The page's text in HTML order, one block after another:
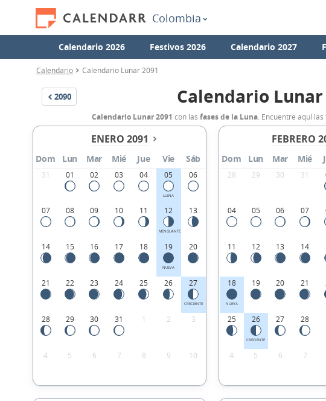
Colombia
Calendario 2026 Festivos 2026 Calendario 2027
Calendario Calendario Lunar 2091
2090 Calendario Lunar
Calendario Lunar 2091 con las fases de la Luna. Encuentre aquí
ENERO 2091
Dom Lun Mar Mié Jue Vie Sáb
31 01 02 03 04 05
LLENA
06
07 08 09 10 11 12
MENGUANTE
13
14 15 16 17 18 19
NUEVA
20
21 22 23 24 25 26 27
CRECIENTE
28 29 30 31 1 2 3
4 5 6 7 8 9 10
FEBRERO
Dom Lun Mar Mié
28 29 30 31
04 05 06 07
11 12 13 14
18
NUEVA
19 20 21
25 26
CRECIENTE
27 28
4 5 6 7